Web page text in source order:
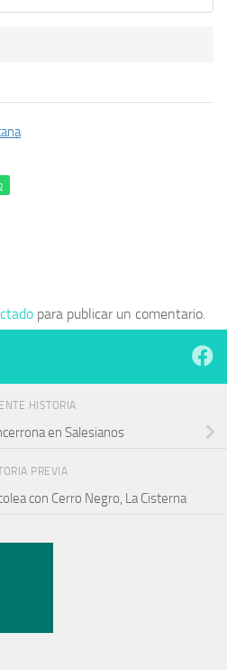
para publicar un comentario.
HISTORIA
en Salesianos
PREVIA
con Cerro Negro, La Cisterna